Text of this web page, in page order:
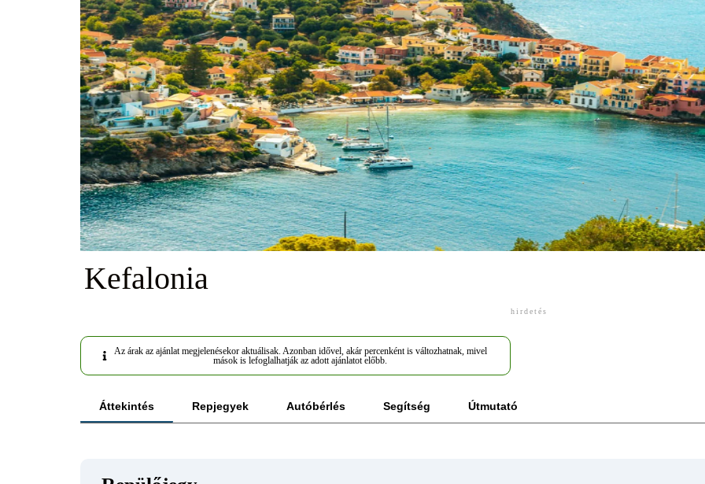
Kefalonia
hirdetés
Az árak az ajánlat megjelenésekor aktuálisak. Azonban idővel, akár percenként is változhatnak, mivel
mások is lefoglalhatják az adott ajánlatot előbb.
Áttekintés Repjegyek Autóbérlés Segítség Útmutató